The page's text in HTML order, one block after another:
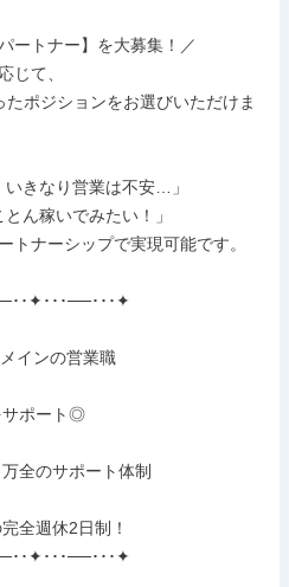
ートナー】を大募集！／
じて、
ポジションをお選びいただけま
きなり営業は不安…」
ん稼いでみたい！」
トナーシップで実現可能です。
･･✦･･･──･･･✦
･･✦･･･──･･･✦